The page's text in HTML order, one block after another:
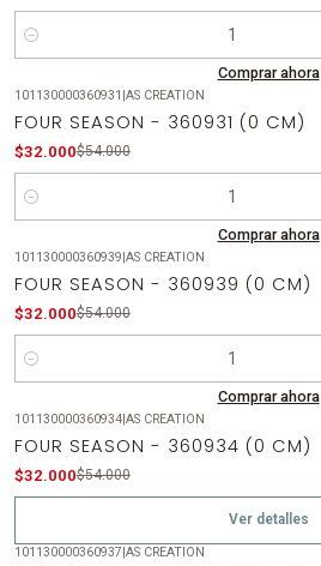
Cantidad
Comprar ahora
101130000360931 |AS CREATION
FOUR SEASON - 360931 (0 CM)
$32.000$54.000
Cantidad
Comprar ahora
101130000360939|AS CREATION
FOUR SEASON - 360939 (0 CM)
$32.000$54.000
Cantidad
Comprar ahora
Agotado
101130000360934|AS CREATION
FOUR SEASON - 360934 (0 CM)
$32.000$54.000
Ver detalles
101130000360937|AS CREATION